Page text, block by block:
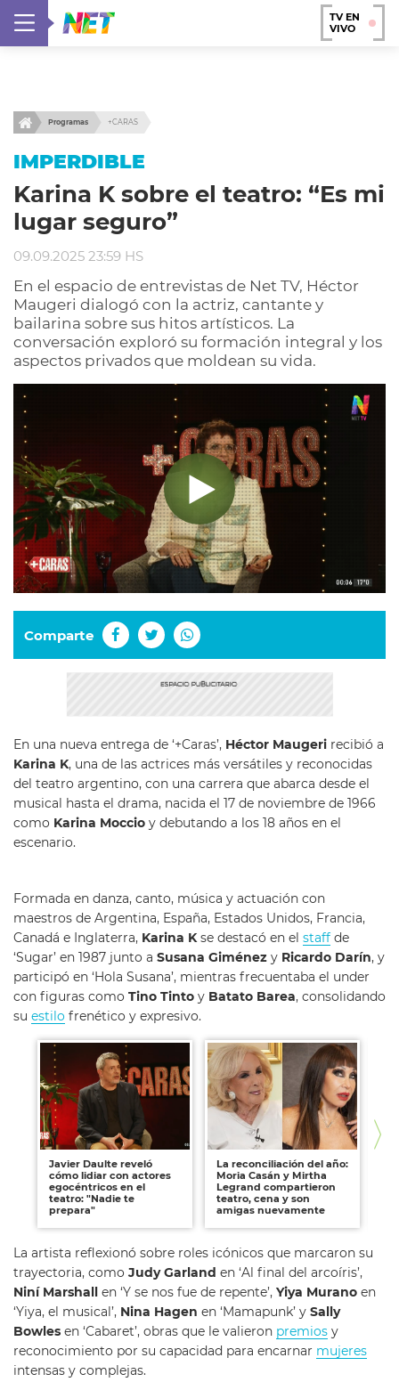
TV EN
VIVO
Programas +CARAS
IMPERDIBLE
Karina K sobre el teatro: “Es mi
lugar seguro”
09.09.2025 23:59 HS
En el espacio de entrevistas de Net TV, Héctor
Maugeri dialogó con la actriz, cantante y
bailarina sobre sus hitos artísticos. La
conversación exploró su formación integral y los
aspectos privados que moldean su vida.
Comparte
En una nueva entrega de ‘+Caras’, Héctor Maugeri recibió a
Karina K, una de las actrices más versátiles y reconocidas
del teatro argentino, con una carrera que abarca desde el
musical hasta el drama, nacida el 17 de noviembre de 1966
como Karina Moccio y debutando a los 18 años en el
escenario.
Formada en danza, canto, música y actuación con
maestros de Argentina, España, Estados Unidos, Francia,
Canadá e Inglaterra, Karina K se destacó en el staff de
‘Sugar’ en 1987 junto a Susana Giménez y Ricardo Darín, y
participó en ‘Hola Susana’, mientras frecuentaba el under
con figuras como Tino Tinto y Batato Barea, consolidando
su estilo frenético y expresivo.
Javier Daulte reveló
cómo lidiar con actores
egocéntricos en el
teatro: "Nadie te
prepara"
La reconciliación del año:
Moria Casán y Mirtha
Legrand compartieron
teatro, cena y son
amigas nuevamente
La artista reflexionó sobre roles icónicos que marcaron su
trayectoria, como Judy Garland en ‘Al final del arcoíris’,
Niní Marshall en ‘Y se nos fue de repente’, Yiya Murano en
‘Yiya, el musical’, Nina Hagen en ‘Mamapunk’ y Sally
Bowles en ‘Cabaret’, obras que le valieron premios y
reconocimiento por su capacidad para encarnar mujeres
intensas y complejas.